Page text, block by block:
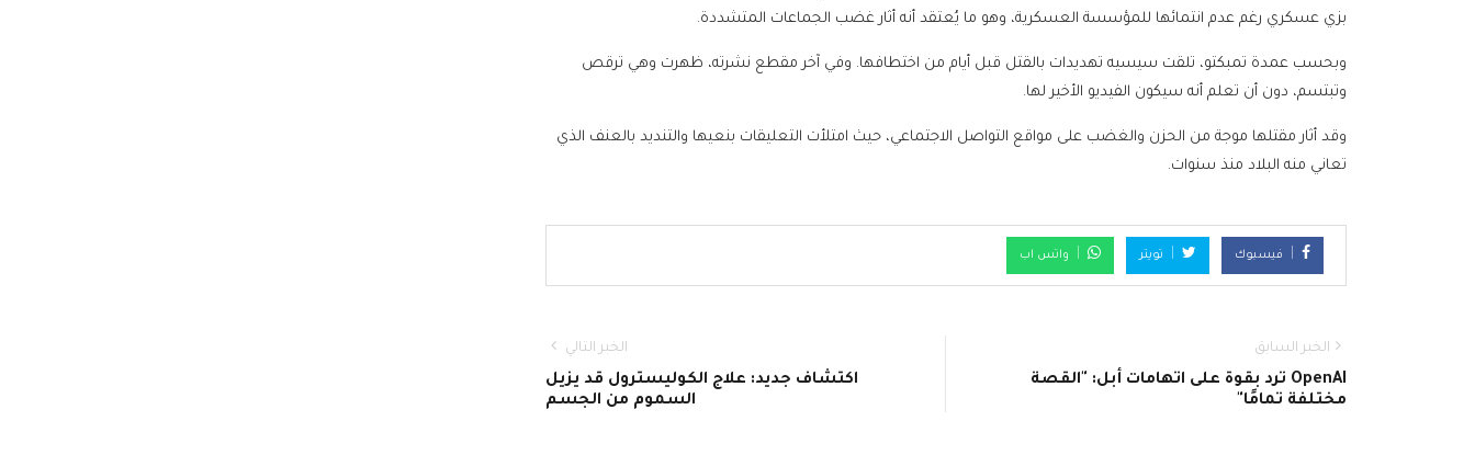
بزي عسكري رغم عدم انتمائها للمؤسسة العسكرية، وهو ما يُعتقد أنه أثار غضب الجماعات المتشددة.
وبحسب عمدة تمبكتو، تلقت سيسيه تهديدات بالقتل قبل أيام من اختطافها. وفي آخر مقطع نشرته، ظهرت وهي ترقص
وتبتسم، دون أن تعلم أنه سيكون الفيديو الأخير لها.
وقد أثار مقتلها موجة من الحزن والغضب على مواقع التواصل الاجتماعي، حيث امتلأت التعليقات بنعيها والتنديد بالعنف الذي
تعاني منه البلاد منذ سنوات.
فيسبوك تويتر واتس اب
الخبر السابق
OpenAI ترد بقوة على اتهامات أبل: "القصة
مختلفة تمامًا"
الخبر التالي
اكتشاف جديد: علاج الكوليسترول قد يزيل
السموم من الجسم